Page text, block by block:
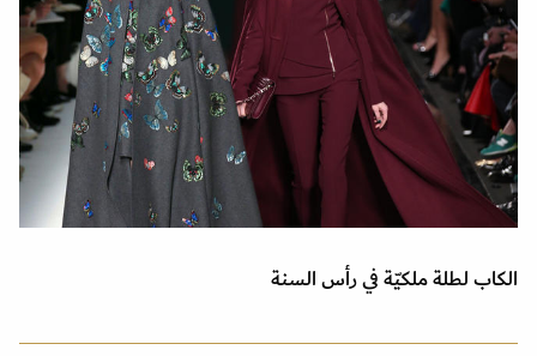
الكاب لطلة ملكيّة في رأس السنة